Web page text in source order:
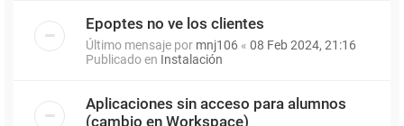
Epoptes no ve los clientes
Último mensaje por mnj106 « 08 Feb 2024, 21:16
Publicado en Instalación
Aplicaciones sin acceso para alumnos
(cambio en Workspace)